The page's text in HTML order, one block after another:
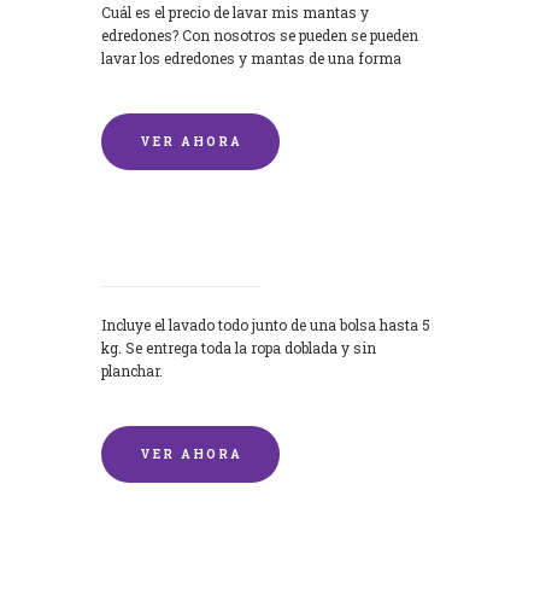
Cuál es el precio de lavar mis mantas y
edredones? Con nosotros se pueden se pueden
lavar los edredones y mantas de una forma
VER AHORA
Incluye el lavado todo junto de una bolsa hasta 5
kg. Se entrega toda la ropa doblada y sin
planchar.
VER AHORA